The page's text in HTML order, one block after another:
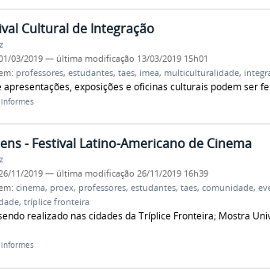
Cultural de Integração
03/2019 — última modificação 13/03/2019 15h01
professores, estudantes, taes, imea, multiculturalidade,
apresentações, exposições e oficinas culturais podem ser
Informes
- Festival Latino-Americano de Cinema
11/2019 — última modificação 26/11/2019 16h39
cinema, proex, professores, estudantes, taes, comunidade,
, tríplice fronteira
realizado nas cidades da Tríplice Fronteira; Mostra
Informes